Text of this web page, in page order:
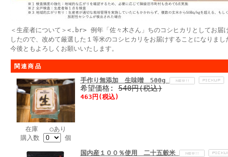
＜生産者について＞<.br> 例年「佐々木さん」ちのコシヒカリとしてお届
したので、改めて厳選した１等米のコシヒカリをお届けすることになりまし
今後ともよろしくお願いいたします。
関連商品
在庫 ○あり
購入数
個
手作り無添加 生味噌 500g
希望価格:540円(税込)
463円(税込)
国内産１００％使用 二十五穀米